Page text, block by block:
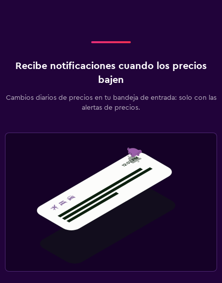
Recibe notificaciones cuando los precios
bajen
Cambios diarios de precios en tu bandeja de entrada: solo con las
alertas de precios.